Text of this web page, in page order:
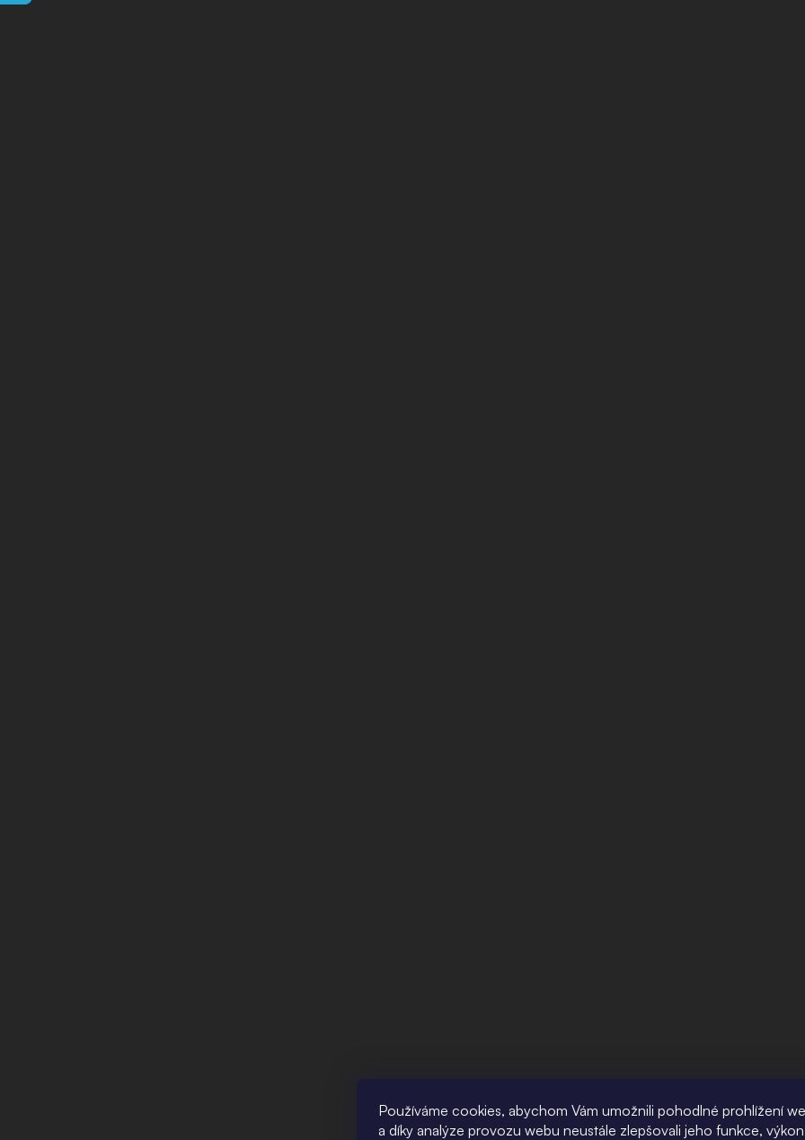
Používáme cookies, abychom Vám umožnili pohodlné prohlížení
a díky analýze provozu webu neustále zlepšovali jeho funkce,